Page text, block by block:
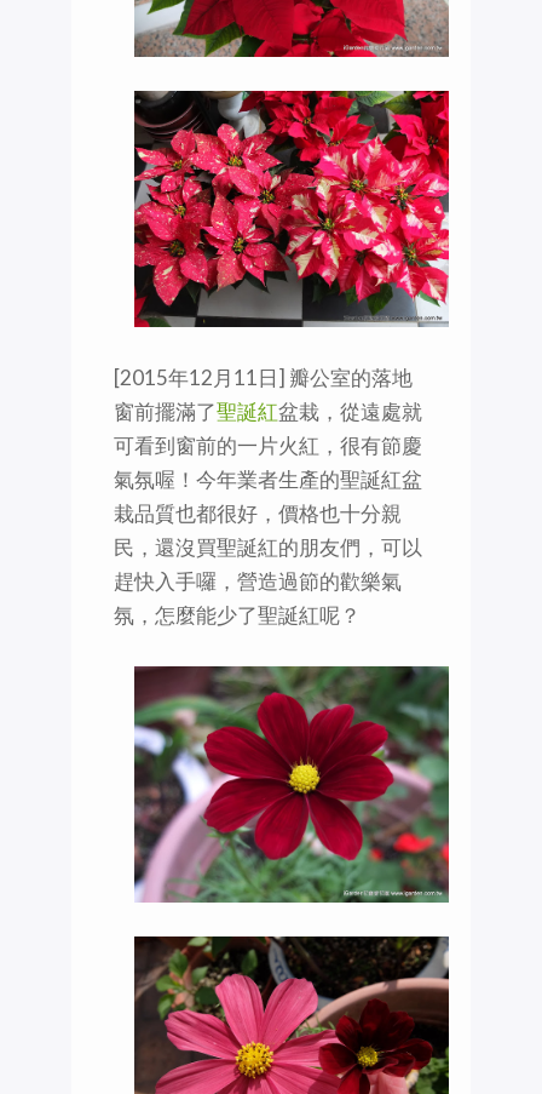
[2015年12月11日] 瓣公室的落地
窗前擺滿了聖誕紅盆栽，從遠處就
可看到窗前的一片火紅，很有節慶
氣氛喔！今年業者生產的聖誕紅盆
栽品質也都很好，價格也十分親
民，還沒買聖誕紅的朋友們，可以
趕快入手囉，營造過節的歡樂氣
氛，怎麼能少了聖誕紅呢？